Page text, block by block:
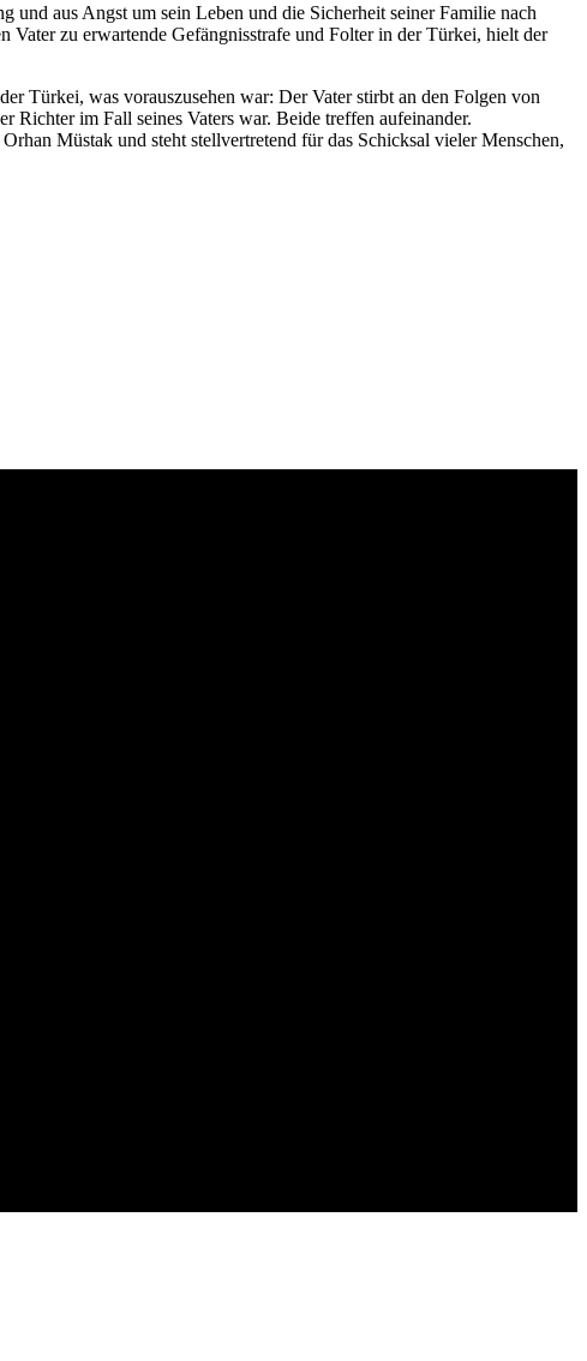
aus Angst um sein Leben und die Sicherheit seiner Familie nach
zu erwartende Gefängnisstrafe und Folter in der Türkei, hielt der
Türkei, was vorauszusehen war: Der Vater stirbt an den Folgen von
Richter im Fall seines Vaters war. Beide treffen aufeinander.
Müstak und steht stellvertretend für das Schicksal vieler Menschen,